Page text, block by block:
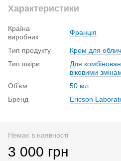
Характеристики
Країна
виробник
Франція
Тип продукту
Крем для
Тип шкіри
Для
віковими
Об'єм
50 мл
Бренд
Ericson
Немає в наявності
3 000 грн